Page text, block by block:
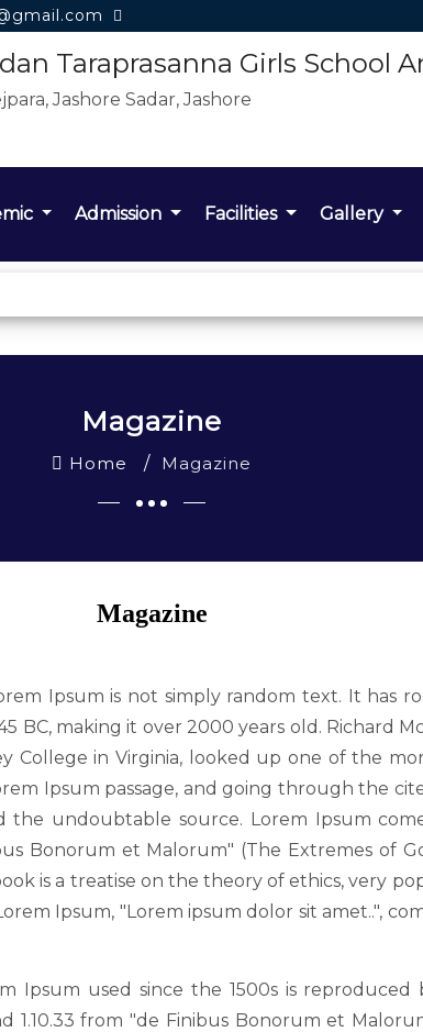
Taraprasanna Girls School
Jashore Sadar, Jashore
Admission Facilities Gallery
Magazine
Home Magazine
Magazine
Ipsum is not simply random text. It has
BC, making it over 2000 years old. Richard
College in Virginia, looked up one of the
Ipsum passage, and going through the
the undoubtable source. Lorem Ipsum
Bonorum et Malorum" (The Extremes of
is a treatise on the theory of ethics, very
Ipsum, "Lorem ipsum dolor sit amet..",
Ipsum used since the 1500s is reproduced
1.10.33 from "de Finibus Bonorum et